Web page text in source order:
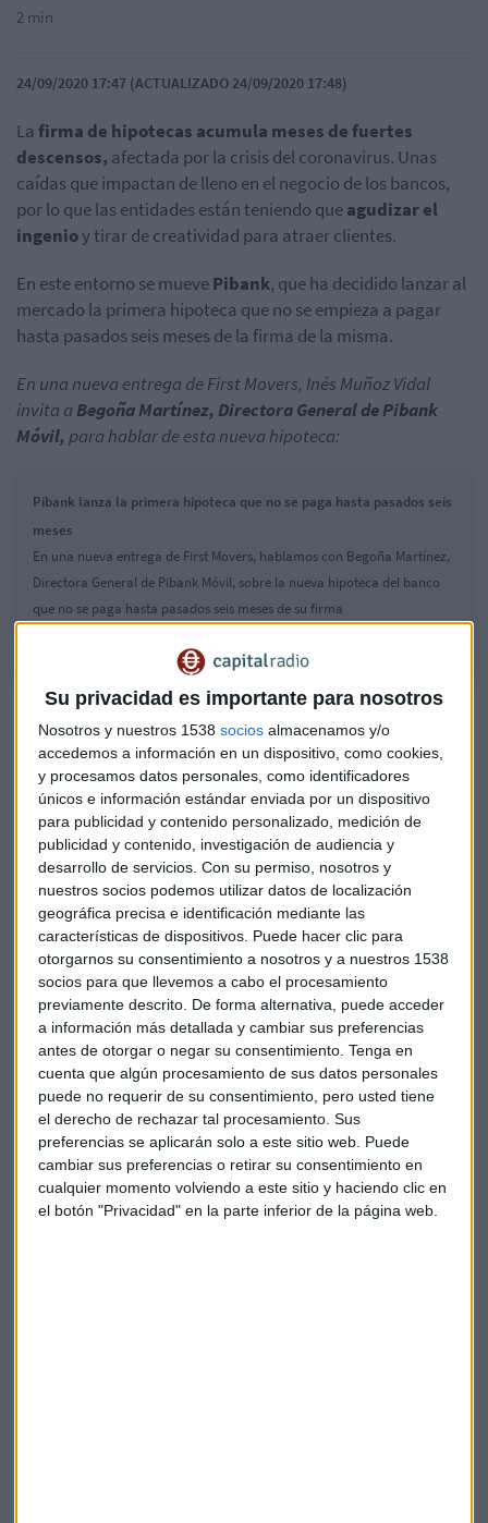
Su privacidad es importante para nosotros
Nosotros y nuestros 1538 socios almacenamos y/o
accedemos a información en un dispositivo, como cookies,
y procesamos datos personales, como identificadores
únicos e información estándar enviada por un dispositivo
para publicidad y contenido personalizado, medición de
publicidad y contenido, investigación de audiencia y
desarrollo de servicios. Con su permiso, nosotros y
nuestros socios podemos utilizar datos de localización
geográfica precisa e identificación mediante las
características de dispositivos. Puede hacer clic para
otorgarnos su consentimiento a nosotros y a nuestros 1538
socios para que llevemos a cabo el procesamiento
previamente descrito. De forma alternativa, puede acceder
a información más detallada y cambiar sus preferencias
antes de otorgar o negar su consentimiento. Tenga en
cuenta que algún procesamiento de sus datos personales
puede no requerir de su consentimiento, pero usted tiene
el derecho de rechazar tal procesamiento. Sus
preferencias se aplicarán solo a este sitio web. Puede
cambiar sus preferencias o retirar su consentimiento en
cualquier momento volviendo a este sitio y haciendo clic en
el botón "Privacidad" en la parte inferior de la página web.
2 min
24/09/2020 17:47 (ACTUALIZADO 24/09/2020 17:48)
La firma de hipotecas acumula meses de fuertes
descensos, afectada por la crisis del coronavirus. Unas
caídas que impactan de lleno en el negocio de los bancos,
por lo que las entidades están teniendo queagudizar el
ingenioy tirar de creatividad para atraer clientes.
En este entorno se muevePibank, que ha decidido lanzar al
mercado la primera hipoteca que no se empieza a pagar
hasta pasados seis meses de la firma de la misma.
En una nueva entrega de First Movers, Inés Muñoz Vidal
invita a Begoña Martínez, Directora General de Pibank
Móvil, para hablar de esta nueva hipoteca:
Pibank lanza la primera hipoteca que no se paga hasta pasados seis
meses
En una nueva entrega de First Movers, hablamos con Begoña Martínez,
Directora General de Pibank Móvil, sobre la nueva hipoteca del banco
que no se paga hasta pasados seis meses de su firma
¿El renacer de un imperio? Playboy planea retornar a
bolsa próximamente
Telefónica: "Contamos con Huawei en el despliegue del
5G"
Se trata de unproducto inédito en el sector bancario
español.El periodo de carencia total es de seis meses y
durante ese tiempo no se cobrará la cuota de cada mes, ni el
principal ni los intereses.
Según explica Martínez, poner al cliente en el centro de su
estrategia como banco está en su ADN y siempre
acompañan sus pasos de investigaciones con clientes.
Y en esas investigaciones "hemos entendido que la
búsqueda de casa y conseguir una hipoteca es un proceso
que genera ilusión pero también mucho estrés".
Es un proceso que además conlleva varios gastos, no solo la
parte que no cubre la hipoteca, también otros gastos
burocráticos, para formalizar la compraventa. "Para
ayudar a que los clientes vuelvan a tener ese colchón